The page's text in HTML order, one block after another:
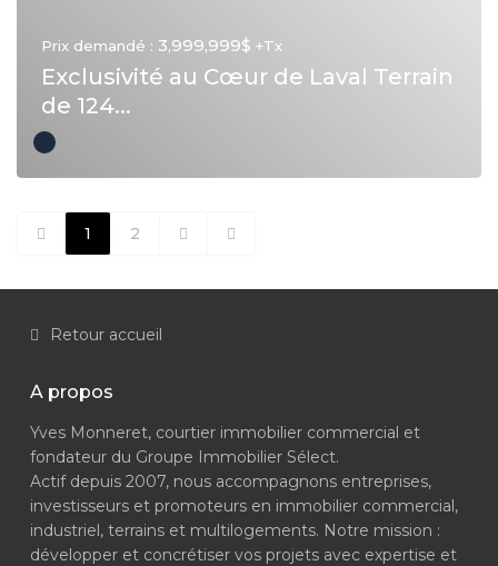
Prix demandé : 3,999,999$ +Tx
Exclusivité au Cœur de Laval Terrain
de 124...
1 2
Retour accueil
A propos
Yves Monneret, courtier immobilier commercial et
fondateur du Groupe Immobilier Sélect.
Actif depuis 2007, nous accompagnons entreprises,
investisseurs et promoteurs en immobilier commercial,
industriel, terrains et multilogements. Notre mission :
développer et concrétiser vos projets avec expertise et